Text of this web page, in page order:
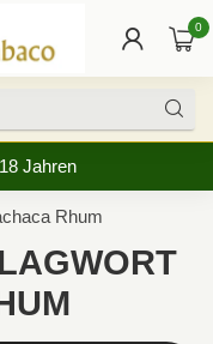
0
Jahren
Rhum